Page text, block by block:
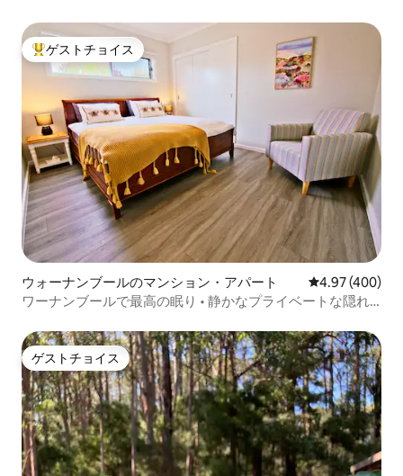
大好評のゲストチョイスです。
ゲストチョイス
ウォーナンブールのマンション・アパート レビュー400
4.97 (400)
ワーナンブールで最高の眠り • 静かなプライベートな隠れ
ゲストチョイス
ゲストチョイス